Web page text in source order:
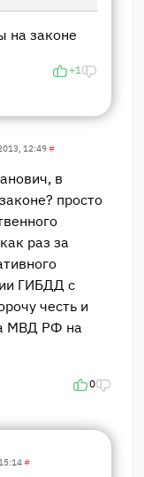
на законе
+1
12:49#
в
просто
раз за
ГИБДД с
честь и
МВД РФ на
0
#